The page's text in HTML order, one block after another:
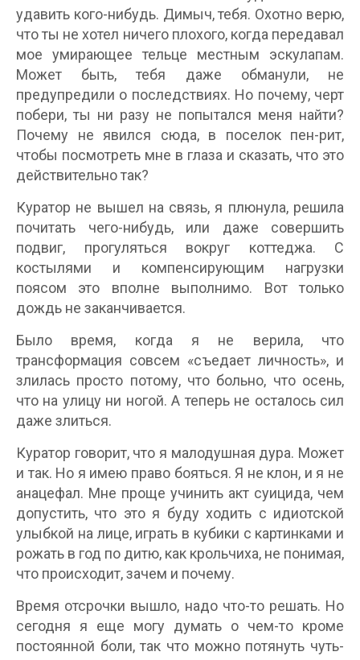
удавить кого-нибудь. Димыч, тебя. Охотно верю,
что ты не хотел ничего плохого, когда передавал
мое умирающее тельце местным эскулапам.
Может быть, тебя даже обманули, не
предупредили о последствиях. Но почему, черт
побери, ты ни разу не попытался меня найти?
Почему не явился сюда, в поселок пен-рит,
чтобы посмотреть мне в глаза и сказать, что это
действительно так?
Куратор не вышел на связь, я плюнула, решила
почитать чего-нибудь, или даже совершить
подвиг, прогуляться вокруг коттеджа. С
костылями и компенсирующим нагрузки
поясом это вполне выполнимо. Вот только
дождь не заканчивается.
Было время, когда я не верила, что
трансформация совсем «съедает личность», и
злилась просто потому, что больно, что осень,
что на улицу ни ногой. А теперь не осталось сил
даже злиться.
Куратор говорит, что я малодушная дура. Может
и так. Но я имею право бояться. Я не клон, и я не
анацефал. Мне проще учинить акт суицида, чем
допустить, что это я буду ходить с идиотской
улыбкой на лице, играть в кубики с картинками и
рожать в год по дитю, как крольчиха, не понимая,
что происходит, зачем и почему.
Время отсрочки вышло, надо что-то решать. Но
сегодня я еще могу думать о чем-то кроме
постоянной боли, так что можно потянуть чуть-